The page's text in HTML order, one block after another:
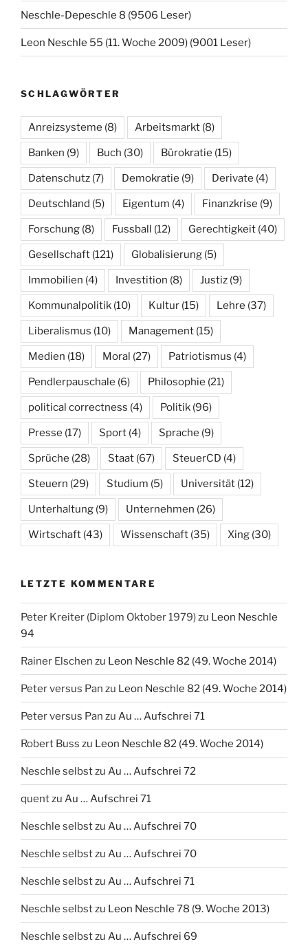
Neschle-Depeschle 8 (9506 Leser)
Leon Neschle 55 (11. Woche 2009) (9001 Leser)
SCHLAGWÖRTER
Anreizsysteme (8) Arbeitsmarkt (8)
Banken (9) Buch (30) Bürokratie (15)
Datenschutz (7) Demokratie (9) Derivate (4)
Deutschland (5) Eigentum (4) Finanzkrise (9)
Forschung (8) Fussball (12) Gerechtigkeit (40)
Gesellschaft (121) Globalisierung (5)
Immobilien (4) Investition (8) Justiz (9)
Kommunalpolitik (10) Kultur (15) Lehre (37)
Liberalismus (10) Management (15)
Medien (18) Moral (27) Patriotismus (4)
Pendlerpauschale (6) Philosophie (21)
political correctness (4) Politik (96)
Presse (17) Sport (4) Sprache (9)
Sprüche (28) Staat (67) SteuerCD (4)
Steuern (29) Studium (5) Universität (12)
Unterhaltung (9) Unternehmen (26)
Wirtschaft (43) Wissenschaft (35) Xing (30)
LETZTE KOMMENTARE
Peter Kreiter (Diplom Oktober 1979)zu Leon Neschle
94
Rainer Elschen zu Leon Neschle 82 (49. Woche 2014)
Peter versus Pan zu Leon Neschle 82 (49. Woche 2014)
Peter versus Pan zu Au … Aufschrei 71
Robert Buss zu Leon Neschle 82 (49. Woche 2014)
Neschle selbstzu Au … Aufschrei 72
quentzu Au … Aufschrei 71
Neschle selbstzu Au … Aufschrei 70
Neschle selbstzu Au … Aufschrei 70
Neschle selbstzu Au … Aufschrei 71
Neschle selbstzu Leon Neschle 78 (9. Woche 2013)
Neschle selbstzu Au … Aufschrei 69